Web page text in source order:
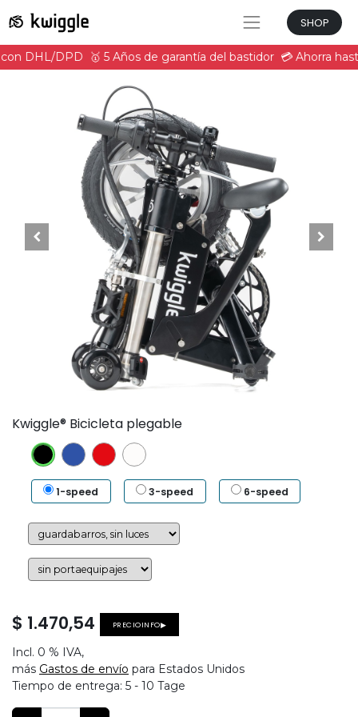
SHOP
DHL/DPD 🥇 5 Años de garantía del bastidor 💳 Ahorra
Kwiggle® Bicicleta plegable
1-speed 3-speed 6-speed
$ 1.470,54 PRECIOINFO▶
Incl. 0 % IVA,
más Gastos de envío para Estados Unidos
Tiempo de entrega: 5 - 10 Tage